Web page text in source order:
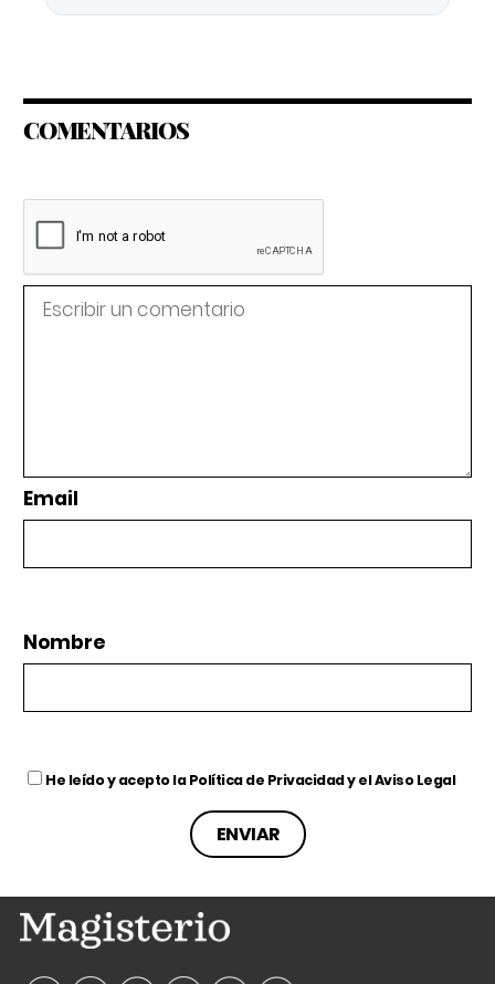
COMENTARIOS
Email
Nombre
He leído y acepto laPolítica de Privacidady elAviso Legal